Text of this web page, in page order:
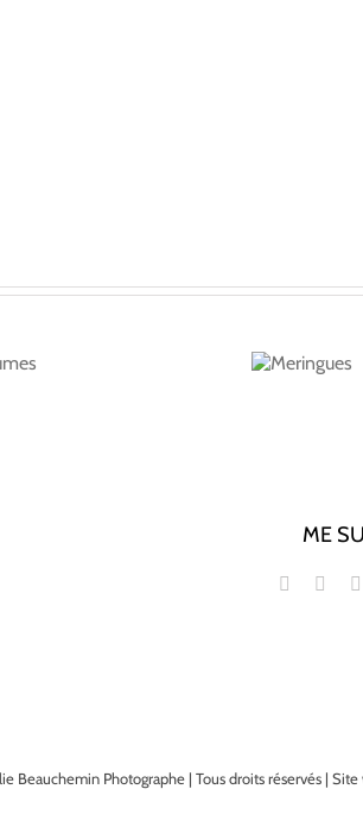
ME
Beauchemin Photographe | Tous droits réservés | Site